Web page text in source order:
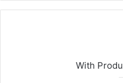
With